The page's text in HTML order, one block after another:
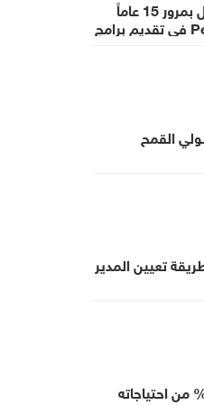
كلية لومينوس الجامعية التقنية تحتفل بمرور 15 عاماً
على شراكتها الاستراتيجية مع Pearson في تقديم برامج
القمح
تعيين المدير
الزراعة: الأردن يؤمن أكثر من 60% من احتياجاته